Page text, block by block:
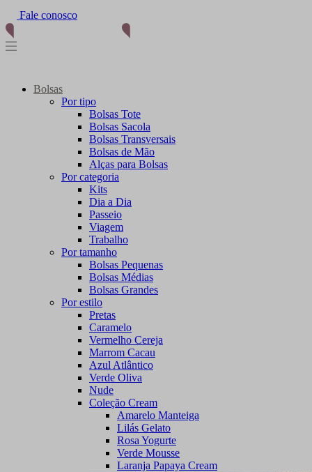
(11) 96012-2976
Fale conosco
Bolsas
Por tipo
Bolsas Tote
Bolsas Sacola
Bolsas Transversais
Bolsas de Mão
Alças para Bolsas
Por categoria
Kits
Dia a Dia
Passeio
Viagem
Trabalho
Por tamanho
Bolsas Pequenas
Bolsas Médias
Bolsas Grandes
Por estilo
Pretas
Caramelo
Vermelho Cereja
Marrom Cacau
Azul Atlântico
Verde Oliva
Nude
Coleção Cream
Amarelo Manteiga
Lilás Gelato
Rosa Yogurte
Verde Mousse
Laranja Papaya Cream